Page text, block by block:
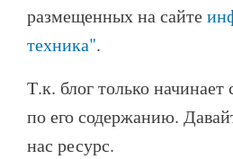
размещенных на сайте
техника".
Т.к. блог только
по его содержанию.
нас ресурс.